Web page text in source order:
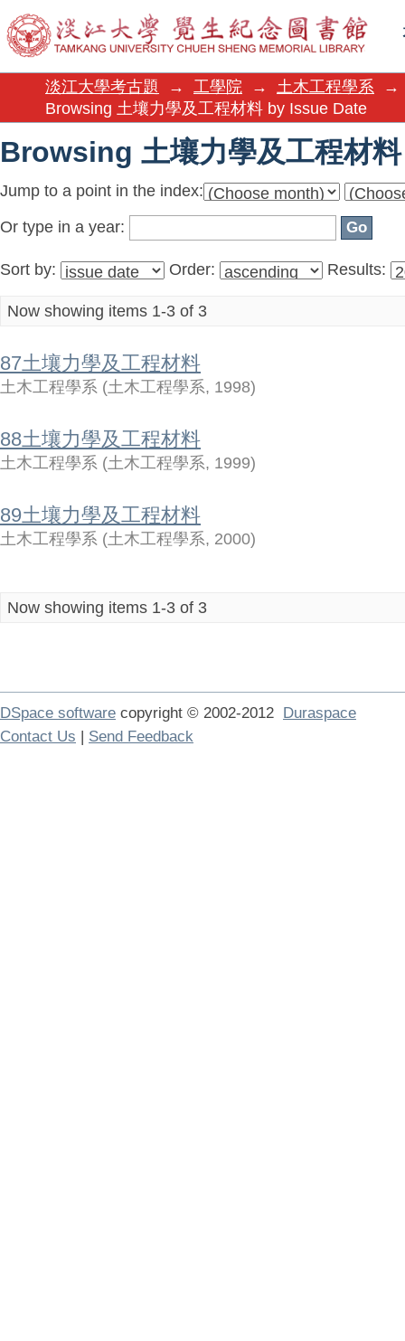
Browsing 土壤力學及工程材
淡江大學考古題 → 工學院 → 土木工程學系
→
Browsing 土壤力學及工程材料 by Issue Date
Browsing 土壤力學及工程材
Jump to a point in the index:
Or type in a year:
Sort by: Order: Results:
Now showing items 1-3 of 3
87土壤力學及工程材料
土木工程學系 (土木工程學系, 1998)
88土壤力學及工程材料
土木工程學系 (土木工程學系, 1999)
89土壤力學及工程材料
土木工程學系 (土木工程學系, 2000)
Now showing items 1-3 of 3
DSpace software copyright © 2002-2012 Duraspace
Contact Us | Send Feedback